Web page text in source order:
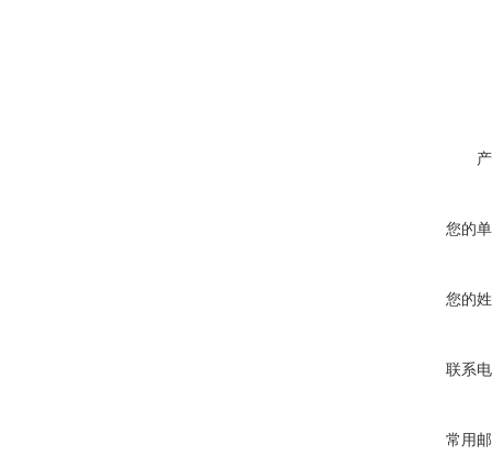
您的
您的
联系
常用